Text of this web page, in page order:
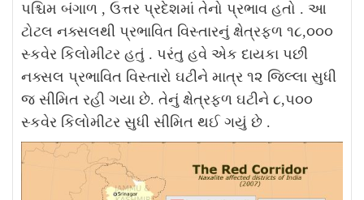
પશ્ચિમ બંગાળ , ઉત્તર પ્રદેશમાં તેનો પ્રભાવ હતો . આ
ટોટલ નક્સલથી પ્રભાવિત વિસ્તારનું ક્ષેત્રફળ ૧૮,૦૦૦
સ્કવેર કિલોમીટર હતું . પરંતુ હવે એક દાયકા પછી
નક્સલ પ્રભાવિત વિસ્તારો ઘટીને માત્ર ૧૨ જિલ્લા સુધી
જ સીમિત રહી ગયા છે. તેનું ક્ષેત્રફળ ઘટીને ૮,૫૦૦
સ્કવેર કિલોમીટર સુધી સીમિત થઈ ગયું છે .